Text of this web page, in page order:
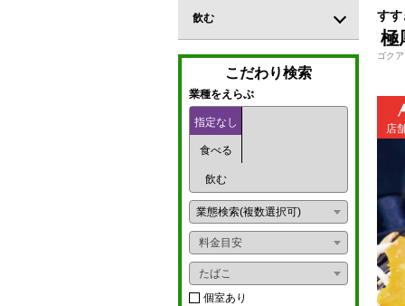
すす
極
ゴク
店
居酒屋
郷土料理
鍋料理
創作料理
海鮮料理
炉端
おばんざい
ダイニングバー
飲む
バー
カジュアルバー
コンカフェ
ガールズバー
パブ
パブスナック
ライブ
ショー
こだわり検索
業種をえらぶ
指定なし
食べる
飲む
業態検索(複数選択可)
料金目安
たばこ
個室あり